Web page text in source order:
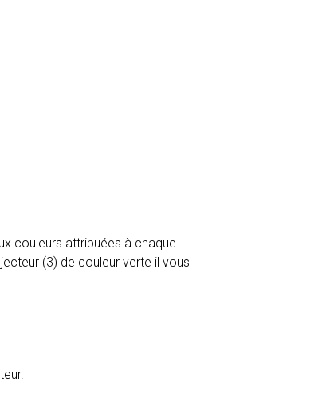
couleurs attribuées à chaque
(3) de couleur verte il vous